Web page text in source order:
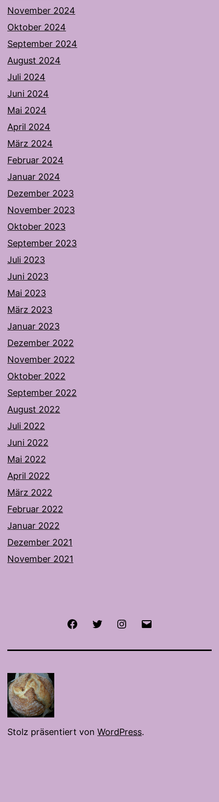
November 2024
Oktober 2024
September 2024
August 2024
Juli 2024
Juni 2024
Mai 2024
April 2024
März 2024
Februar 2024
Januar 2024
Dezember 2023
November 2023
Oktober 2023
September 2023
Juli 2023
Juni 2023
Mai 2023
März 2023
Januar 2023
Dezember 2022
November 2022
Oktober 2022
September 2022
August 2022
Juli 2022
Juni 2022
Mai 2022
April 2022
März 2022
Februar 2022
Januar 2022
Dezember 2021
November 2021
FacebookTwitter Instagram
Stolz präsentiert von WordPress.